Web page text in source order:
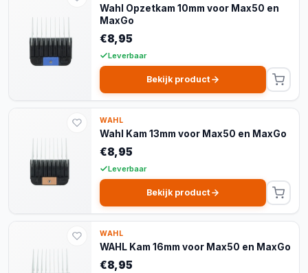
Wahl Opzetkam 10mm voor Max50 en
MaxGo
€8,95
Leverbaar
Bekijk product
WAHL
Wahl Kam 13mm voor Max50 en MaxGo
€8,95
Leverbaar
Bekijk product
WAHL
WAHL Kam 16mm voor Max50 en MaxGo
€8,95